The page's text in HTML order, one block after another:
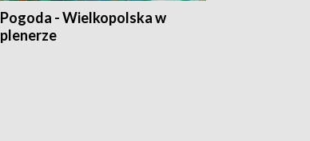
Pogoda - Wielkopolska w
plenerze